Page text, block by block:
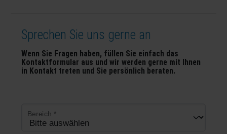
Sprechen Sie uns gerne an
Wenn Sie Fragen haben, füllen Sie einfach das
Kontaktformular aus und wir werden gerne mit Ihnen
in Kontakt treten und Sie persönlich beraten.
Bereich *